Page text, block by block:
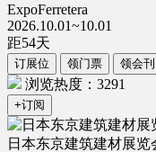
ExpoFerretera
2026.10.01~10.01
距54天
订展位 领门票 领会刊
浏览热度：3291
+订阅
日本东京建筑建材展览